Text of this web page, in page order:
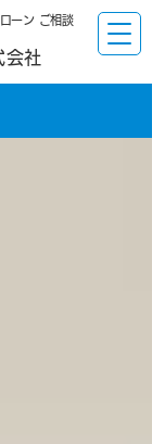
会社
ーン ご相談